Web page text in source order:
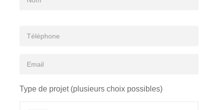
Type de projet (plusieurs choix possibles)